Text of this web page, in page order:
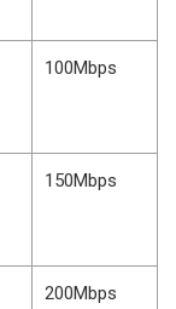
100Mbps
150Mbps
200Mbps